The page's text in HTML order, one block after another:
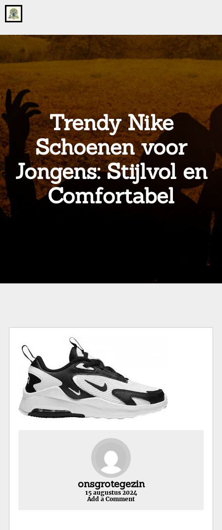
Go
to
home
onsgrotegezin.nl
Trendy Nike
Schoenen voor
Jongens: Stijlvol en
Comfortabel
onsgrotegezin
15 augustus 2024
Add a Comment